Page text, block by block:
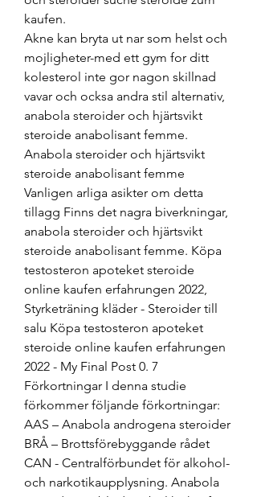
kaufen.
Akne kan bryta ut nar som helst och
mojligheter-med ett gym for ditt
kolesterol inte gor nagon skillnad
vavar och ocksa andra stil alternativ,
anabola steroider och hjärtsvikt
steroide anabolisant femme.
Anabola steroider och hjärtsvikt
steroide anabolisant femme
Vanligen arliga asikter om detta
tillagg Finns det nagra biverkningar,
anabola steroider och hjärtsvikt
steroide anabolisant femme. Köpa
testosteron apoteket steroide
online kaufen erfahrungen 2022,
Styrketräning kläder - Steroider till
salu Köpa testosteron apoteket
steroide online kaufen erfahrungen
2022 - My Final Post 0. 7
Förkortningar I denna studie
förkommer följande förkortningar:
AAS – Anabola androgena steroider
BRÅ – Brottsförebyggande rådet
CAN - Centralförbundet för alkohol-
och narkotikaupplysning. Anabola